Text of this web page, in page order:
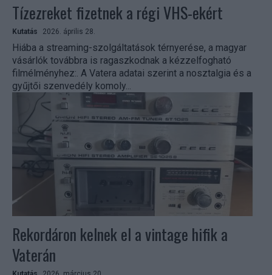
Tízezreket fizetnek a régi VHS-ekért
Kutatás 2026. április 28.
Hiába a streaming-szolgáltatások térnyerése, a magyar
vásárlók továbbra is ragaszkodnak a kézzelfogható
filmélményhez:. A Vatera adatai szerint a nosztalgia és a
gyűjtői szenvedély komoly...
Rekordáron kelnek el a vintage hifik a
Vaterán